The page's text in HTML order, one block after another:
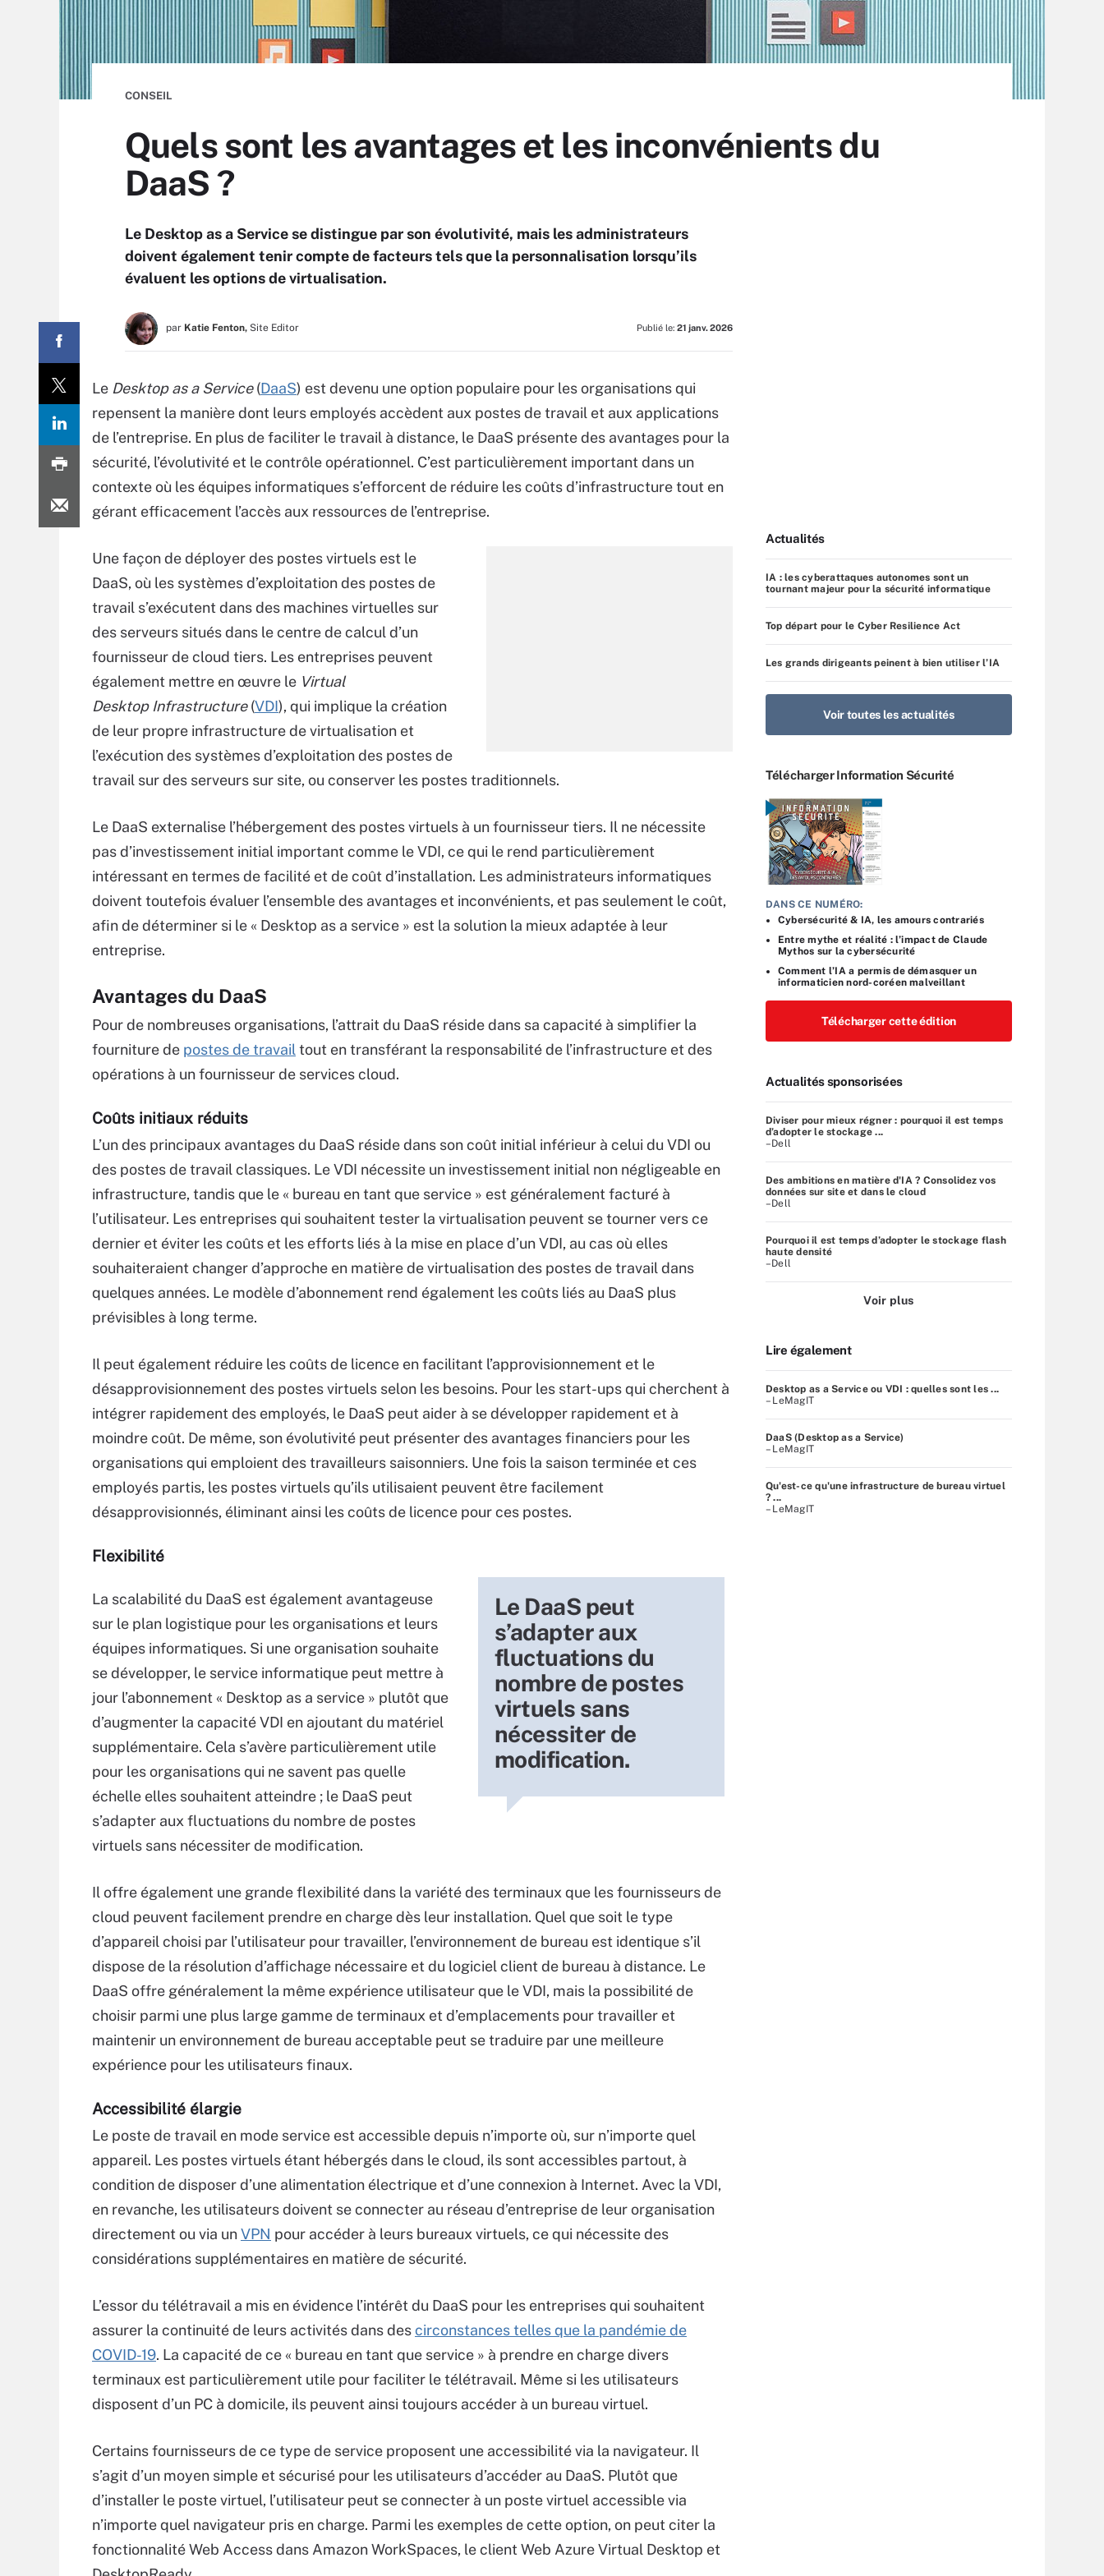
CONSEIL
Quels sont les avantages et les inconvénients du
DaaS ?
Le Desktop as a Service se distingue par son évolutivité, mais les administrateurs
doivent également tenir compte de facteurs tels que la personnalisation lorsqu’ils
évaluent les options de virtualisation.
par Katie Fenton, Site Editor Publié le: 21 janv. 2026
Le Desktop as a Service(DaaS) est devenu une option populaire pour les organisations qui
repensent la manière dont leurs employés accèdent aux postes de travail et aux applications
de l’entreprise. En plus de faciliter le travail à distance, le DaaS présente des avantages pour la
sécurité, l’évolutivité et le contrôle opérationnel. C’est particulièrement important dans un
contexte où les équipes informatiques s’efforcent de réduire les coûts d’infrastructure tout en
gérant efficacement l’accès aux ressources de l’entreprise.
Une façon de déployer des postes virtuels est le
DaaS, où les systèmes d’exploitation des postes de
travail s’exécutent dans des machines virtuelles sur
des serveurs situés dans le centre de calcul d’un
fournisseur de cloud tiers. Les entreprises peuvent
également mettre en œuvre le Virtual
Desktop Infrastructure(VDI), qui implique la création
de leur propre infrastructure de virtualisation et
l’exécution des systèmes d’exploitation des postes de
travail sur des serveurs sur site, ou conserver les postes traditionnels.
Le DaaS externalise l’hébergement des postes virtuels à un fournisseur tiers. Il ne nécessite
pas d’investissement initial important comme le VDI, ce qui le rend particulièrement
intéressant en termes de facilité et de coût d’installation. Les administrateurs informatiques
doivent toutefois évaluer l’ensemble des avantages et inconvénients, et pas seulement le coût,
afin de déterminer si le « Desktop as a service » est la solution la mieux adaptée à leur
entreprise.
Avantages du DaaS
Pour de nombreuses organisations, l’attrait du DaaS réside dans sa capacité à simplifier la
fourniture de postes de travail tout en transférant la responsabilité de l’infrastructure et des
opérations à un fournisseur de services cloud.
Coûts initiaux réduits
L’un des principaux avantages du DaaS réside dans son coût initial inférieur à celui du VDI ou
des postes de travail classiques. Le VDI nécessite un investissement initial non négligeable en
infrastructure, tandis que le « bureau en tant que service » est généralement facturé à
l’utilisateur. Les entreprises qui souhaitent tester la virtualisation peuvent se tourner vers ce
dernier et éviter les coûts et les efforts liés à la mise en place d’un VDI, au cas où elles
souhaiteraient changer d’approche en matière de virtualisation des postes de travail dans
quelques années. Le modèle d’abonnement rend également les coûts liés au DaaS plus
prévisibles à long terme.
Il peut également réduire les coûts de licence en facilitant l’approvisionnement et le
désapprovisionnement des postes virtuels selon les besoins. Pour les start-ups qui cherchent à
intégrer rapidement des employés, le DaaS peut aider à se développer rapidement et à
moindre coût. De même, son évolutivité peut présenter des avantages financiers pour les
organisations qui emploient des travailleurs saisonniers. Une fois la saison terminée et ces
employés partis, les postes virtuels qu’ils utilisaient peuvent être facilement
désapprovisionnés, éliminant ainsi les coûts de licence pour ces postes.
Flexibilité
Le DaaS peut
s’adapter aux
fluctuations du
nombre de postes
virtuels sans
nécessiter de
modification.
La scalabilité du DaaS est également avantageuse
sur le plan logistique pour les organisations et leurs
équipes informatiques. Si une organisation souhaite
se développer, le service informatique peut mettre à
jour l’abonnement « Desktop as a service » plutôt que
d’augmenter la capacité VDI en ajoutant du matériel
supplémentaire. Cela s’avère particulièrement utile
pour les organisations qui ne savent pas quelle
échelle elles souhaitent atteindre ; le DaaS peut
s’adapter aux fluctuations du nombre de postes
virtuels sans nécessiter de modification.
Il offre également une grande flexibilité dans la variété des terminaux que les fournisseurs de
cloud peuvent facilement prendre en charge dès leur installation. Quel que soit le type
d’appareil choisi par l’utilisateur pour travailler, l’environnement de bureau est identique s’il
dispose de la résolution d’affichage nécessaire et du logiciel client de bureau à distance. Le
DaaS offre généralement la même expérience utilisateur que le VDI, mais la possibilité de
choisir parmi une plus large gamme de terminaux et d’emplacements pour travailler et
maintenir un environnement de bureau acceptable peut se traduire par une meilleure
expérience pour les utilisateurs finaux.
Accessibilité élargie
Le poste de travail en mode service est accessible depuis n’importe où, sur n’importe quel
appareil. Les postes virtuels étant hébergés dans le cloud, ils sont accessibles partout, à
condition de disposer d’une alimentation électrique et d’une connexion à Internet. Avec la VDI,
en revanche, les utilisateurs doivent se connecter au réseau d’entreprise de leur organisation
directement ou via unVPN pour accéder à leurs bureaux virtuels, ce qui nécessite des
considérations supplémentaires en matière de sécurité.
L’essor du télétravail a mis en évidence l’intérêt du DaaS pour les entreprises qui souhaitent
assurer la continuité de leurs activités dans descirconstances telles que la pandémie de
COVID-19. La capacité de ce « bureau en tant que service » à prendre en charge divers
terminaux est particulièrement utile pour faciliter le télétravail. Même si les utilisateurs
disposent d’un PC à domicile, ils peuvent ainsi toujours accéder à un bureau virtuel.
Certains fournisseurs de ce type de service proposent une accessibilité via la navigateur. Il
s’agit d’un moyen simple et sécurisé pour les utilisateurs d’accéder au DaaS. Plutôt que
d’installer le poste virtuel, l’utilisateur peut se connecter à un poste virtuel accessible via
n’importe quel navigateur pris en charge. Parmi les exemples de cette option, on peut citer la
fonctionnalité Web Access dans Amazon WorkSpaces, le client Web Azure Virtual Desktop et
Actualités
IA : les cyberattaques autonomes sont un
tournant majeur pour la sécurité informatique
Top départ pour le Cyber Resilience Act
Les grands dirigeants peinent à bien utiliser l’IA
Voir toutes les actualités
Télécharger Information Sécurité
DANS CE NUMÉRO:
Cybersécurité & IA, les amours contrariés
Entre mythe et réalité : l’impact de Claude
Mythos sur la cybersécurité
Comment l’IA a permis de démasquer un
informaticien nord-coréen malveillant
Télécharger cette édition
Actualités sponsorisées
Diviser pour mieux régner : pourquoi il est temps
d’adopter le stockage ...
–Dell
Des ambitions en matière d'IA ? Consolidez vos
données sur site et dans le cloud
–Dell
Pourquoi il est temps d’adopter le stockage flash
haute densité
–Dell
Voir plus
Lire également
Desktop as a Service ou VDI : quelles sont les ...
– LeMagIT
DaaS (Desktop as a Service)
– LeMagIT
Qu'est-ce qu'une infrastructure de bureau virtuel
? ...
– LeMagIT